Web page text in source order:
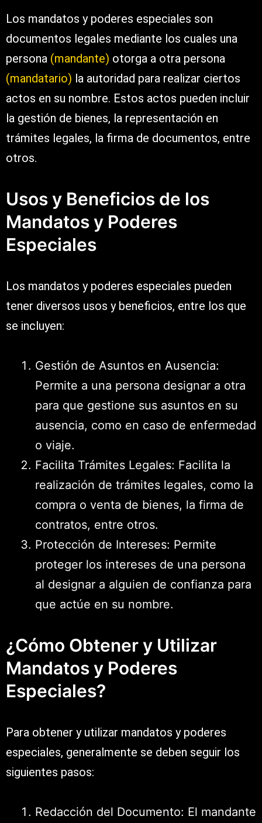
Los mandatos y poderes especiales son
documentos legales mediante los cuales una
persona (mandante) otorga a otra persona
(mandatario) la autoridad para realizar ciertos
actos en su nombre. Estos actos pueden incluir
la gestión de bienes, la representación en
trámites legales, la firma de documentos, entre
otros.
Usos y Beneficios de los
Mandatos y Poderes
Especiales
Los mandatos y poderes especiales pueden
tener diversos usos y beneficios, entre los que
se incluyen:
Gestión de Asuntos en Ausencia:
Permite a una persona designar a otra
para que gestione sus asuntos en su
ausencia, como en caso de enfermedad
o viaje.
Facilita Trámites Legales: Facilita la
realización de trámites legales, como la
compra o venta de bienes, la firma de
contratos, entre otros.
Protección de Intereses: Permite
proteger los intereses de una persona
al designar a alguien de confianza para
que actúe en su nombre.
¿Cómo Obtener y Utilizar
Mandatos y Poderes
Especiales?
Para obtener y utilizar mandatos y poderes
especiales, generalmente se deben seguir los
siguientes pasos:
Redacción del Documento: El mandante